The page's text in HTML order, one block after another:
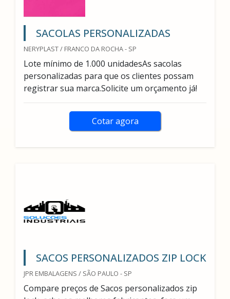
SACOLAS PERSONALIZADAS
NERYPLAST / FRANCO DA ROCHA - SP
Lote mínimo de 1.000 unidadesAs sacolas
personalizadas para que os clientes possam
registrar sua marca.Solicite um orçamento já!
Cotar agora
SACOS PERSONALIZADOS ZIP LOCK
JPR EMBALAGENS / SÃO PAULO - SP
Compare preços de Sacos personalizados zip